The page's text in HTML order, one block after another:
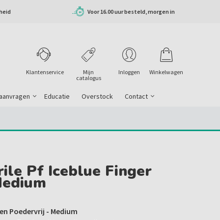
Voor 16.00 uur besteld, morgen in
Winkelwagen
Inloggen
Mijn
catalogus
Klantenservice
Educatie Overstock Contact
Pf Iceblue Finger
Poedervrij - Medium